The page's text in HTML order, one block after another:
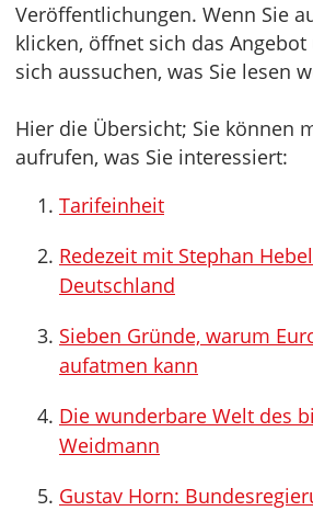
Veröffentlichungen. Wenn Sie
klicken, öffnet sich das
sich aussuchen, was Sie lesen
Hier die Übersicht; Sie können
aufrufen, was Sie interessiert:
Tarifeinheit
Redezeit mit Stephan
Deutschland
Sieben Gründe, warum
aufatmen kann
Die wunderbare Welt des
Weidmann
Gustav Horn: